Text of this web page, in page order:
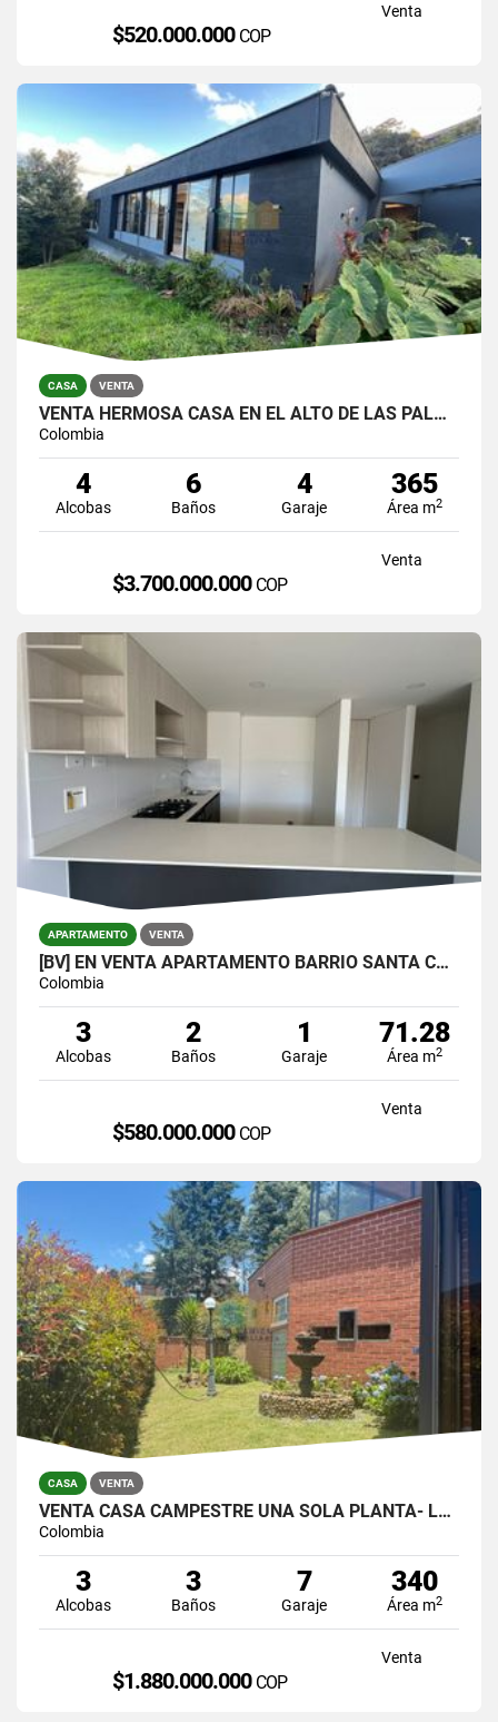
Venta
$520.000.000 COP
CASA VENTA
VENTA HERMOSA CASA EN EL ALTO DE LAS PALMAS, EL POBLADO
Colombia
4
Alcobas
6
Baños
4
Garaje
365
Área m2
Venta
$3.700.000.000 COP
APARTAMENTO VENTA
[BV] EN VENTA APARTAMENTO BARRIO SANTA CATALINA, SURAMÉRICA, ITAGÜÍ
Colombia
3
Alcobas
2
Baños
1
Garaje
71.28
Área m2
Venta
$580.000.000 COP
CASA VENTA
VENTA CASA CAMPESTRE UNA SOLA PLANTA- LOMA DEL ESCOBERO, ENVIGADO
Colombia
3
Alcobas
3
Baños
7
Garaje
340
Área m2
Venta
$1.880.000.000 COP